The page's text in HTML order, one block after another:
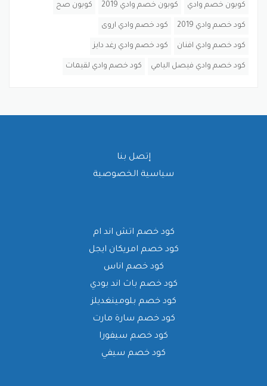
كوبون خصم وادي كوبون خصم وادي 2019 كوبون صح
كود خصم وادي 2019 كود خصم وادي اروى
كود خصم وادي افنان كود خصم وادي رغد دايز
كود خصم وادي فيصل اليامي كود خصم وادي لقيمات
إتصل بنا
سياسية الخصوصية
كود خصم اتش اند ام
كود خصم امريكان ايجل
كود خصم اناس
كود خصم باث اند بودي
كود خصم بلومينغديلز
كود خصم سارة مارت
كود خصم سيفورا
كود خصم سيفي